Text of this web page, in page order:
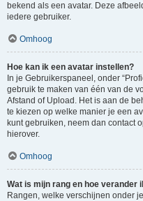
bekend als een avatar. Deze
iedere gebruiker.
Omhoog
Hoe kan ik een avatar instellen?
In je Gebruikerspaneel, onder
gebruik te maken van één van de
Afstand of Upload. Het is aan de
te kiezen op welke manier je een
kunt gebruiken, neem dan contact
hierover.
Omhoog
Wat is mijn rang en hoe verander
Rangen, welke verschijnen onder